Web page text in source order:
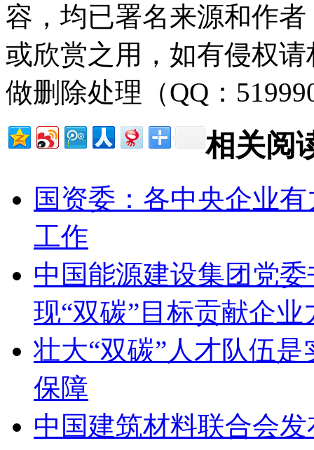
容，均已署名来源和作
或欣赏之用，如有侵权
做删除处理（QQ：
相关阅
国资委：各中央企业
工作
中国能源建设集团党
现“双碳”目标贡献企业
壮大“双碳”人才队伍
保障
中国建筑材料联合会